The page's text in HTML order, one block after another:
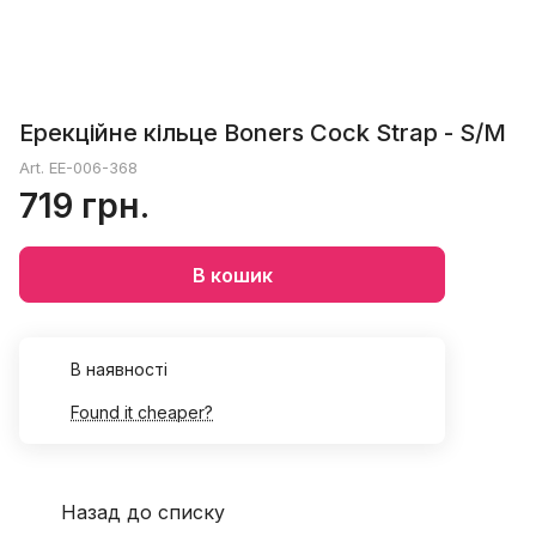
Ерекційне кільце Boners Cock Strap - S/M
Art. EE-006-368
719 грн.
В кошик
В наявності
Found it cheaper?
Назад до списку